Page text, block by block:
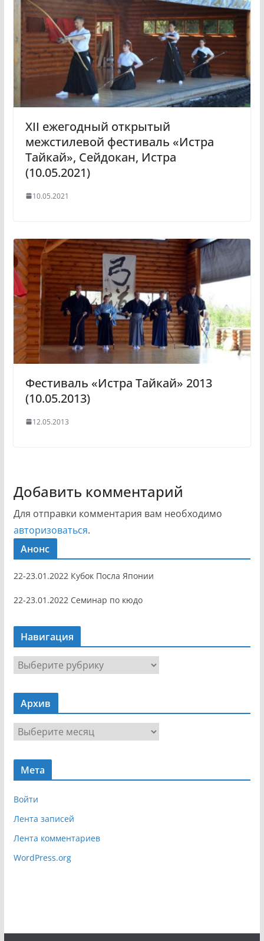
XII ежегодный открытый
межстилевой фестиваль «Истра
Тайкай», Сейдокан, Истра
(10.05.2021)
10.05.2021
Фестиваль «Истра Тайкай» 2013
(10.05.2013)
12.05.2013
Добавить комментарий
Для отправки комментария вам необходимо
авторизоваться.
Анонс
22-23.01.2022 Кубок Посла Японии
22-23.01.2022 Семинар по кюдо
Навигация
Н
а
в
г
я
Архив
р
х
Мета
Войти
Лента записей
Лента комментариев
WordPress.org